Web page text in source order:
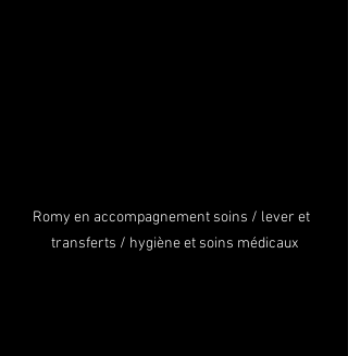
Romy en accompagnement soins / lever et
transferts / hygiène et soins médicaux